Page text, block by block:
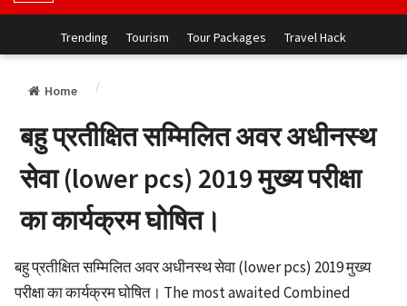
o
g
e
a
v
i
g
a
i
o
Trending Tourism Tour Packages Travel Hack
Home
बहु प्रतीक्षित सम्मिलित अवर अधीनस्थ
सेवा (lower pcs) 2019 मुख्य परीक्षा
का कार्यक्रम घोषित।
बहु प्रतीक्षित सम्मिलित अवर अधीनस्थ सेवा (lower pcs) 2019 मुख्य
परीक्षा का कार्यक्रम घोषित। The most awaited Combined